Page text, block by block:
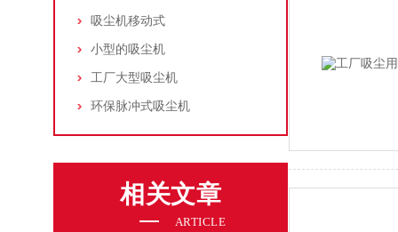
吸尘机移动式
小型的吸尘机
工厂大型吸尘机
环保脉冲式吸尘机
相关文章
ARTICLE